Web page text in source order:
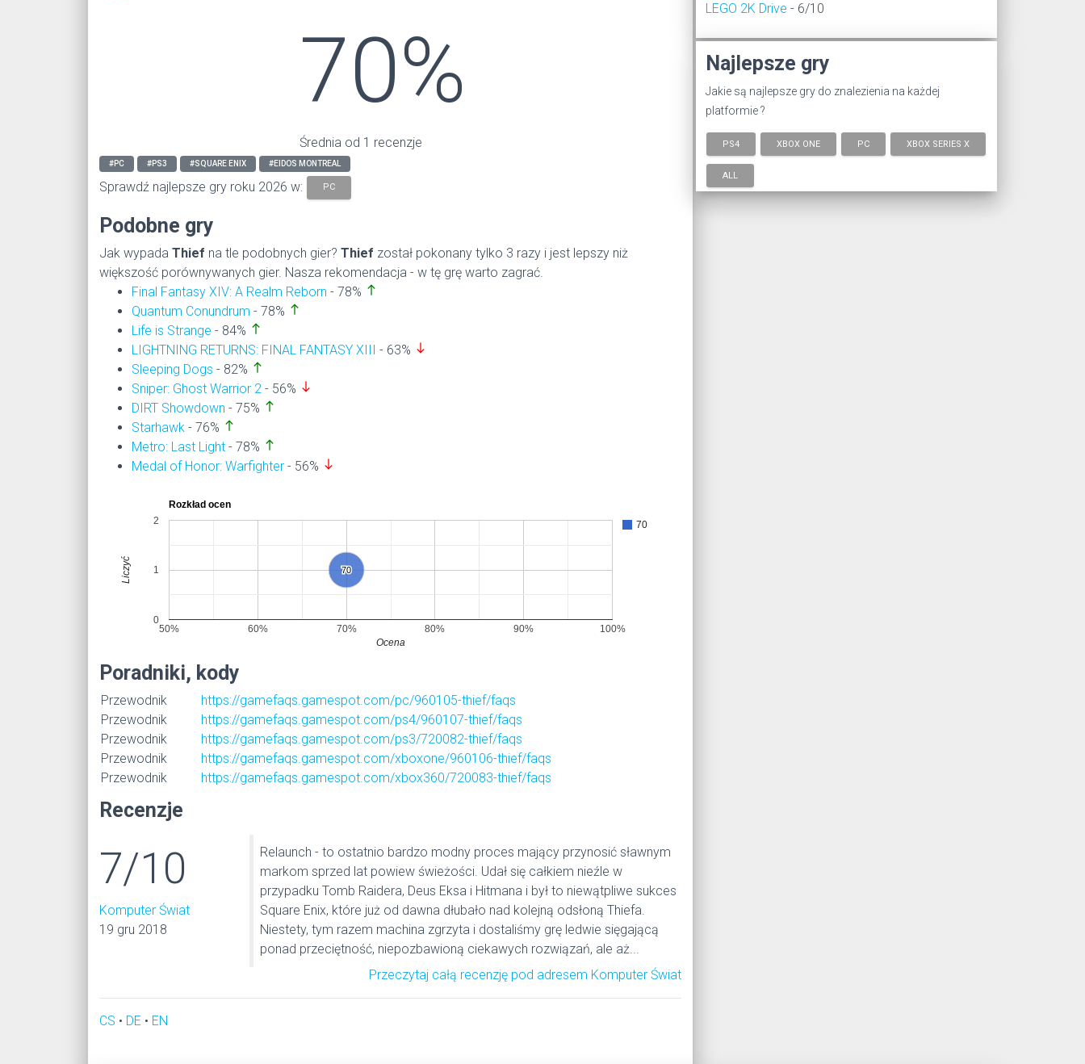
70%
Średnia od 1 recenzje
#PC #PS3 #SQUARE ENIX #EIDOS MONTREAL
Sprawdź najlepsze gry roku 2026 w: PC
Podobne gry
Jak wypada Thief na tle podobnych gier? Thief został pokonany tylko 3 razy i jest lepszy niż
większość porównywanych gier. Nasza rekomendacja - w tę grę warto zagrać.
Final Fantasy XIV: A Realm Reborn - 78% north
Quantum Conundrum - 78% north
Life is Strange - 84% north
LIGHTNING RETURNS: FINAL FANTASY XIII - 63% south
Sleeping Dogs - 82% north
Sniper: Ghost Warrior 2 - 56% south
DIRT Showdown - 75% north
Starhawk - 76% north
Metro: Last Light - 78% north
Medal of Honor: Warfighter - 56% south
Rozkład ocen
70
70
70
50% 60% 70% 80% 90% 100%
0
1
2
Ocena
Liczyć
Poradniki, kody
Przewodnik
https://gamefaqs.gamespot.com/pc/960105-thief/faqs
Przewodnik
https://gamefaqs.gamespot.com/ps4/960107-thief/faqs
Przewodnik
https://gamefaqs.gamespot.com/ps3/720082-thief/faqs
Przewodnik
https://gamefaqs.gamespot.com/xboxone/960106-thief/faqs
Przewodnik
https://gamefaqs.gamespot.com/xbox360/720083-thief/faqs
Recenzje
7/10
Komputer Świat
19 gru 2018
Relaunch - to ostatnio bardzo modny proces mający przynosić sławnym
markom sprzed lat powiew świeżości. Udał się całkiem nieźle w
przypadku Tomb Raidera, Deus Eksa i Hitmana i był to niewątpliwe sukces
Square Enix, które już od dawna dłubało nad kolejną odsłoną Thiefa.
Niestety, tym razem machina zgrzyta i dostaliśmy grę ledwie sięgającą
ponad przeciętność, niepozbawioną ciekawych rozwiązań, ale aż...
Przeczytaj całą recenzję pod adresem Komputer Świat
CS • DE • EN
LEGO 2K Drive - 6/10
Najlepsze gry
Jakie są najlepsze gry do znalezienia na każdej
platformie ?
PS4 XBOX ONE PC XBOX SERIES X
ALL